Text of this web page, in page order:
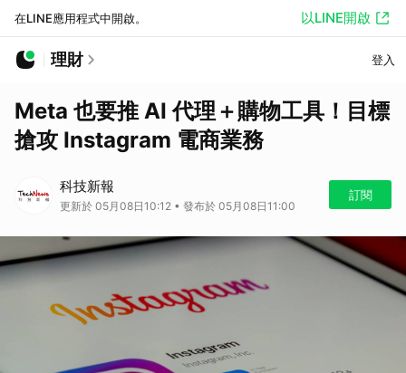
在LINE應用程式中開啟。 以LINE開啟
理財 登入
Meta 也要推 AI 代理＋購物工具！目標
搶攻 Instagram 電商業務
科技新報
更新於 05月08日10:12 • 發布於 05月08日11:00
訂閱